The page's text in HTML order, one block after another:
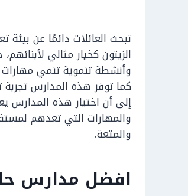
تبحث العائلات دائمًا عن
الزيتون كخيار مثالي
وأنشطة تنموية تنمي
كما توفر هذه المدارس تجربة
إلى أن اختيار هذه المدارس
والمهارات التي تعدهم
والمتعة.
افضل مدارس